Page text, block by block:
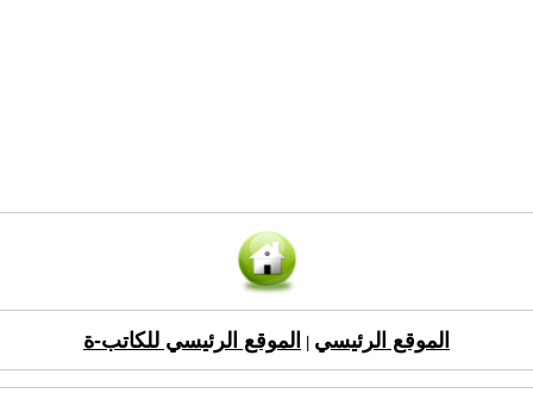
الموقع الرئيسي الموقع الرئيسي للكاتب-ة